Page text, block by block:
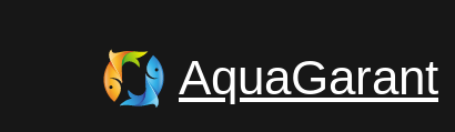
AquaGarant